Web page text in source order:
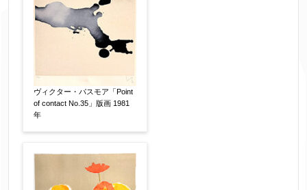
【任意】
メールアドレス
※送信完了後こちらのメールアドレス宛に自動で
送信確認メールをお送りします。もし送信確認メ
ヴィクター・パスモア「Point
of contact No.35」版画 1981
年